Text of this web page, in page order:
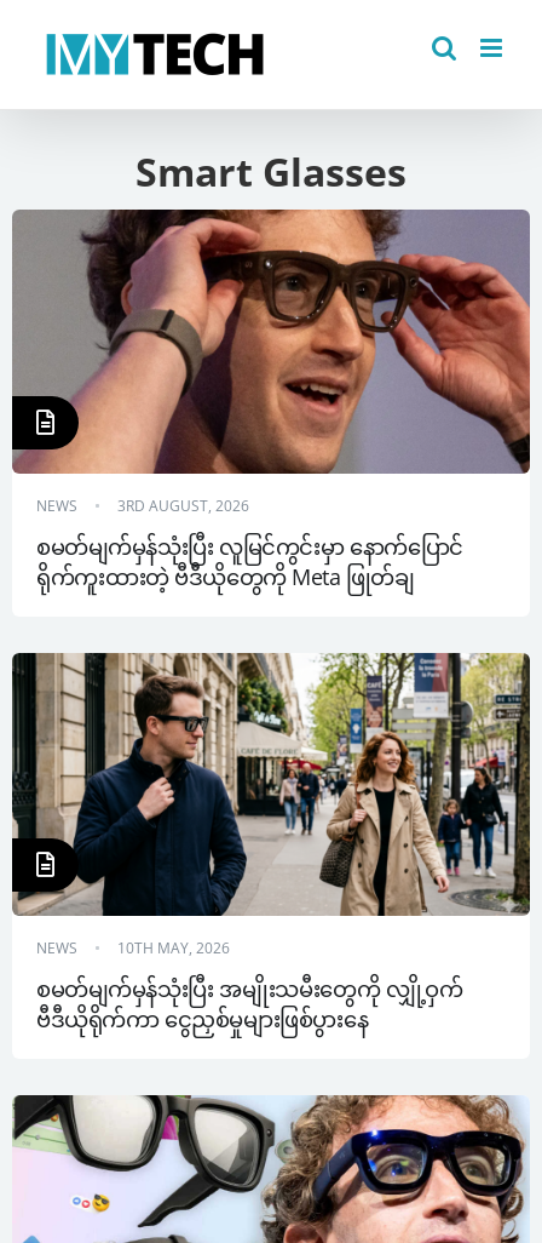
Smart Glasses
NEWS 3RD AUGUST, 2026
စမတ်မျက်မှန်သုံးပြီး လူမြင်ကွင်းမှာ နောက်ပြောင်
ရိုက်ကူးထားတဲ့ ဗီဒီယိုတွေကို Meta ဖြုတ်ချ
NEWS 10TH MAY, 2026
စမတ်မျက်မှန်သုံးပြီး အမျိုးသမီးတွေကို လျှို့ဝှက်
ဗီဒီယိုရိုက်ကာ ငွေညှစ်မှုများဖြစ်ပွားနေ